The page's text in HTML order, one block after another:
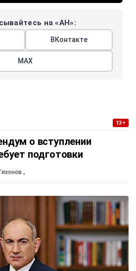
на «АН»:
ВКонтакте
МАХ
13+
о вступлении
подготовки
,